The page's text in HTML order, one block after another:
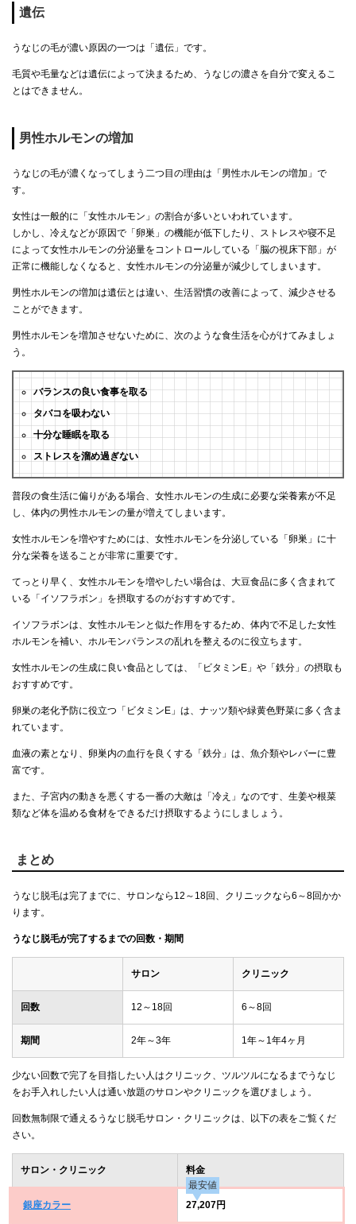
遺伝
うなじの毛が濃い原因の一つは「遺伝」です。
毛質や毛量などは遺伝によって決まるため、うなじの濃さを自分で変えるこ
とはできません。
男性ホルモンの増加
うなじの毛が濃くなってしまう二つ目の理由は「男性ホルモンの増加」で
す。
女性は一般的に「女性ホルモン」の割合が多いといわれています。
しかし、冷えなどが原因で「卵巣」の機能が低下したり、ストレスや寝不足
によって女性ホルモンの分泌量をコントロールしている「脳の視床下部」が
正常に機能しなくなると、女性ホルモンの分泌量が減少してしまいます。
男性ホルモンの増加は遺伝とは違い、生活習慣の改善によって、減少させる
ことができます。
男性ホルモンを増加させないために、次のような食生活を心がけてみましょ
う。
バランスの良い食事を取る
タバコを吸わない
十分な睡眠を取る
ストレスを溜め過ぎない
普段の食生活に偏りがある場合、女性ホルモンの生成に必要な栄養素が不足
し、体内の男性ホルモンの量が増えてしまいます。
女性ホルモンを増やすためには、女性ホルモンを分泌している「卵巣」に十
分な栄養を送ることが非常に重要です。
てっとり早く、女性ホルモンを増やしたい場合は、大豆食品に多く含まれて
いる「イソフラボン」を摂取するのがおすすめです。
イソフラボンは、女性ホルモンと似た作用をするため、体内で不足した女性
ホルモンを補い、ホルモンバランスの乱れを整えるのに役立ちます。
女性ホルモンの生成に良い食品としては、「ビタミンE」や「鉄分」の摂取も
おすすめです。
卵巣の老化予防に役立つ「ビタミンE」は、ナッツ類や緑黄色野菜に多く含ま
れています。
血液の素となり、卵巣内の血行を良くする「鉄分」は、魚介類やレバーに豊
富です。
また、子宮内の動きを悪くする一番の大敵は「冷え」なのです、生姜や根菜
類など体を温める食材をできるだけ摂取するようにしましょう。
まとめ
うなじ脱毛は完了までに、サロンなら12～18回、クリニックなら6～8回かか
ります。
うなじ脱毛が完了するまでの回数・期間
サロン クリニック
回数 12～18回 6～8回
期間 2年～3年 1年～1年4ヶ月
少ない回数で完了を目指したい人はクリニック、ツルツルになるまでうなじ
をお手入れしたい人は通い放題のサロンやクリニックを選びましょう。
回数無制限で通えるうなじ脱毛サロン・クリニックは、以下の表をご覧くだ
さい。
サロン・クリニック 料金
銀座カラー
最安値
27,207円